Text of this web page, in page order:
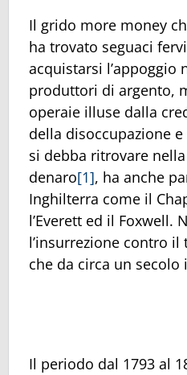
Il grido more money
ha trovato seguaci
acquistarsi l’appoggio
produttori di argento,
operaie illuse dalla
della disoccupazione
si debba ritrovare
denaro[1], ha anche
Inghilterra come il
l’Everett ed il Foxwell.
l’insurrezione contro
che da circa un
Il periodo dal 1793 al